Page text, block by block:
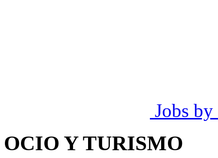
Jobs by
OCIO Y TURISMO